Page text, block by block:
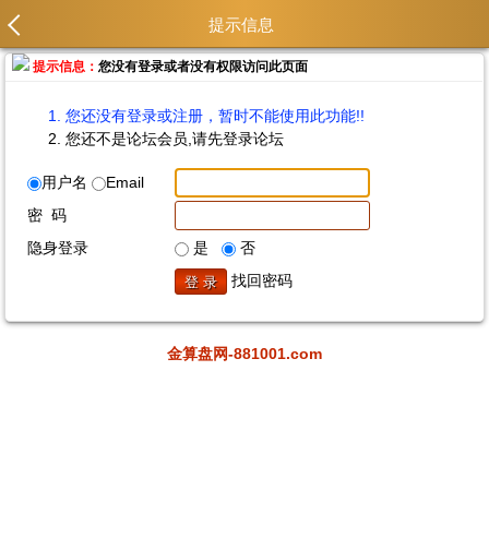
提示信息
提示信息：您没有登录或者没有权限访问此页面
您还没有登录或注册，暂时不能使用此功能!!
您还不是论坛会员,请先登录论坛
用户名
Email
密 码
隐身登录
是
否
找回密码
金算盘网-881001.com